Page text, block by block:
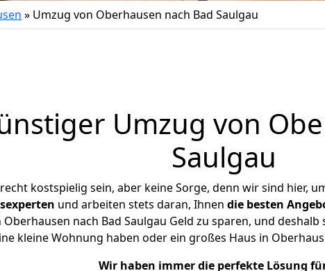
» Umzug von Oberhausen nach Bad Saulgau
Umzug von
Saulgau
kostspielig sein, aber keine Sorge, denn wir sind hier,
und arbeiten stets daran, Ihnen die besten
nach Bad Saulgau Geld zu sparen, und
kleine Wohnung haben oder ein großes Haus in
Wir haben immer die perfekte Lösung